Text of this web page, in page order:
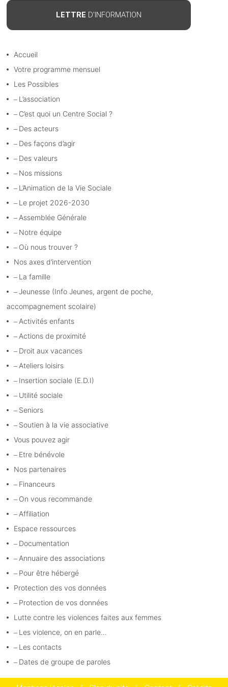
LETTRE D'INFORMATION
Accueil
Votre programme mensuel
Les Possibles
L’association
C’est quoi un Centre Social ?
Des acteurs
Des façons d’agir
Des valeurs
Nos missions
L’Animation de la Vie Sociale
Le projet 2026-2030
Assemblée Générale
Notre équipe
Où nous trouver ?
Nos axes d’intervention
La famille
Jeunesse (Info Jeunes, argent de poche,
accompagnement scolaire)
Activités enfants
Actions de proximité
Droit aux vacances
Ateliers loisirs
Insertion sociale (E.D.I)
Utilité sociale
Seniors
Soutien à la vie associative
Vous pouvez agir
Etre bénévole
Nos partenaires
Financeurs
On vous recommande
Affiliation
Espace ressources
Documentation
Annuaire des associations
Pour être hébergé
Protection des vos données
Protection de vos données
Lutte contre les violences faites aux femmes
Les violence, on en parle…
Les contacts
Dates de groupe de paroles